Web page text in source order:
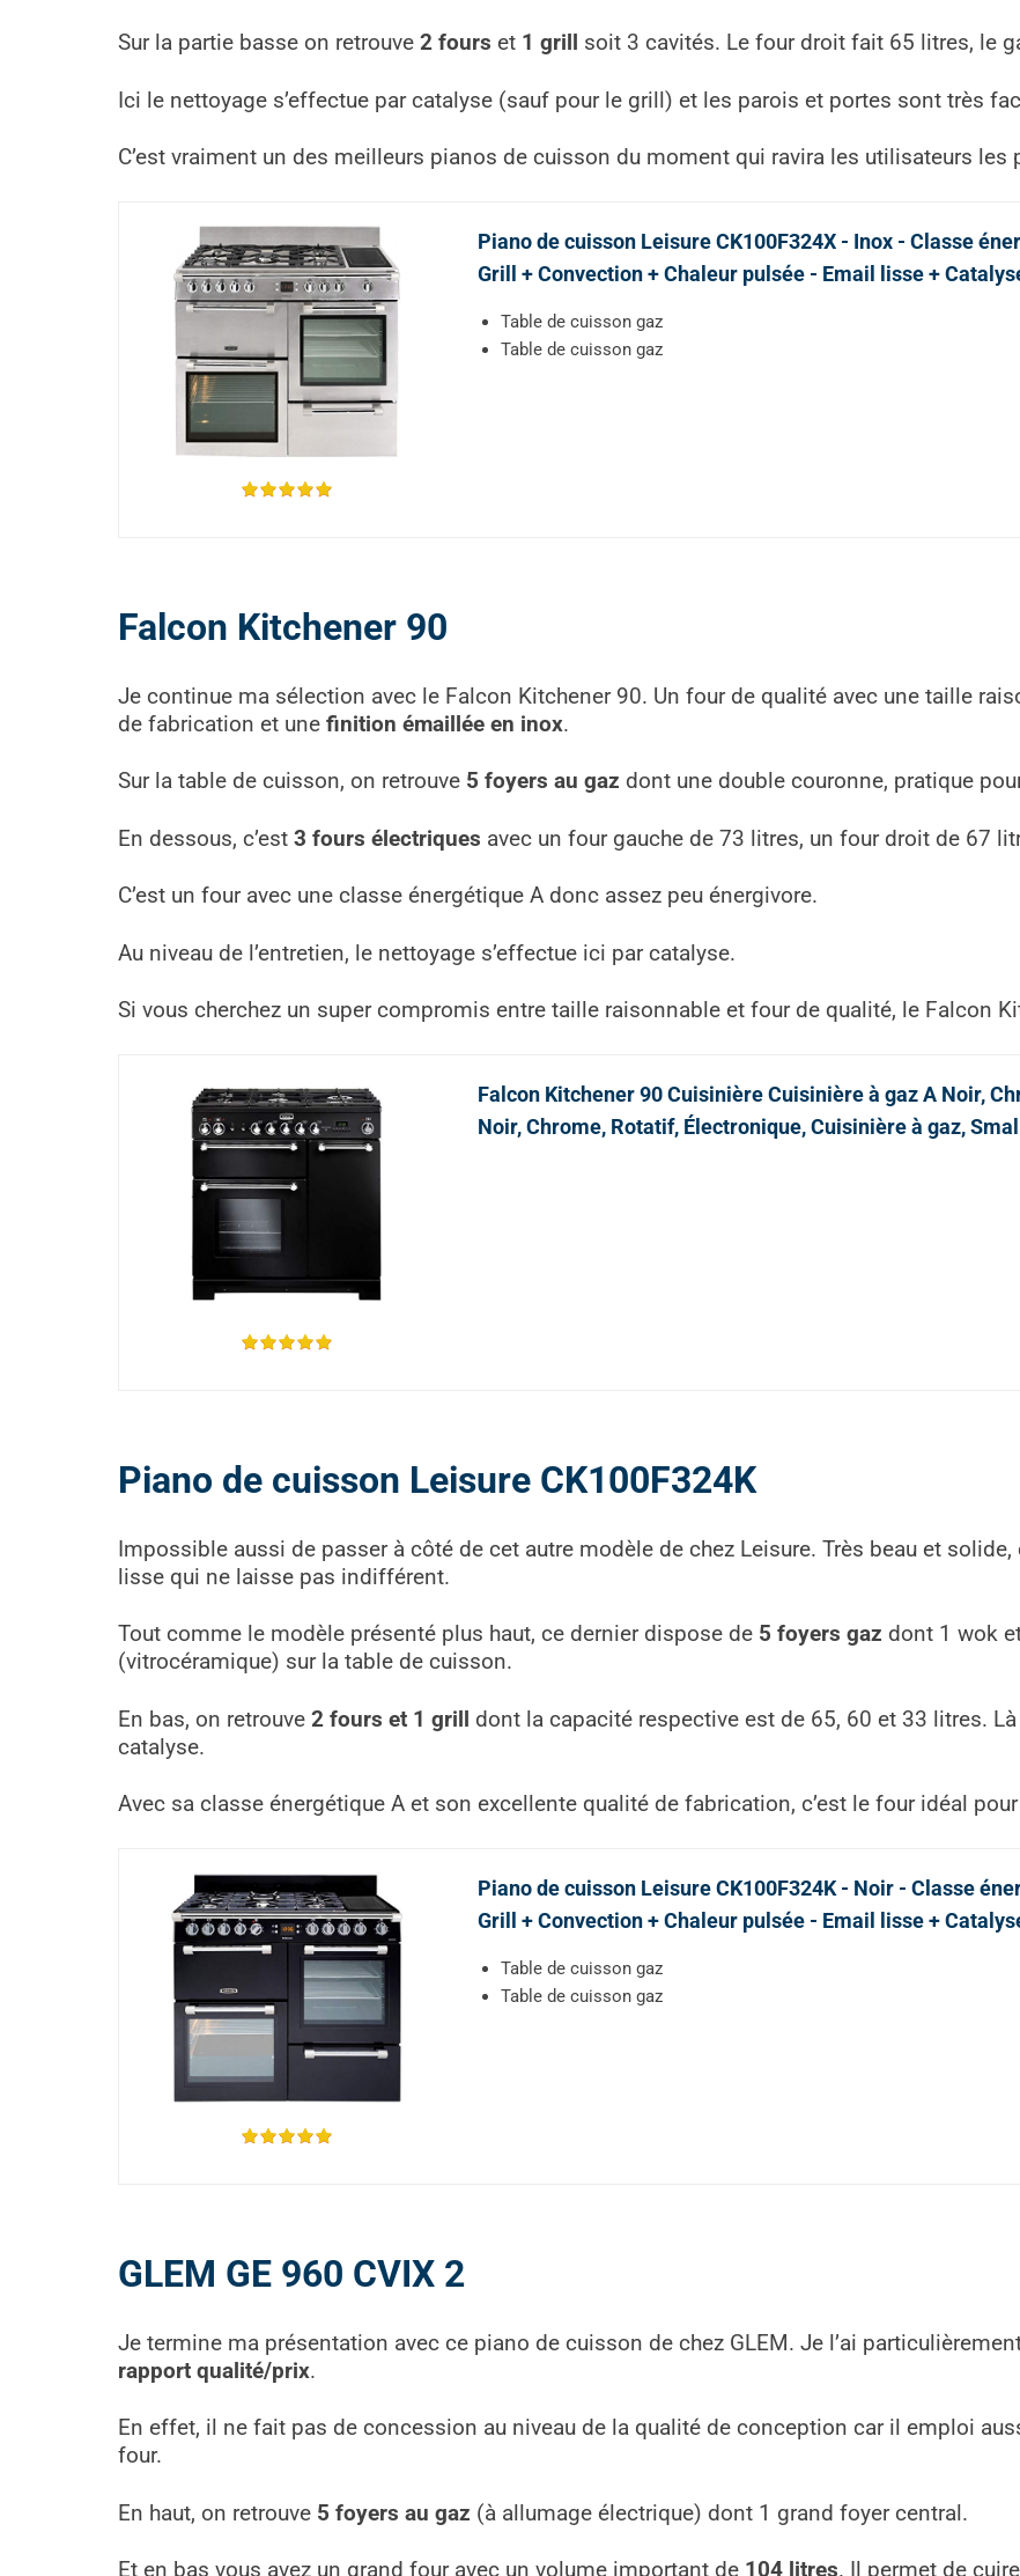
Sur la partie basse on retrouve 2 fours et 1 grill soit 3 cavités. Le four droit fait 65 litres, le
Ici le nettoyage s’effectue par catalyse (sauf pour le grill) et les parois et portes sont très
C’est vraiment un des meilleurs pianos de cuisson du moment qui ravira les utilisateurs les
Piano de cuisson Leisure CK100F324X - Inox - Classe
Grill + Convection + Chaleur pulsée - Email lisse +
Table de cuisson gaz
Table de cuisson gaz
Falcon Kitchener 90
Je continue ma sélection avec le Falcon Kitchener 90. Un four de qualité avec une taille
de fabrication et une finition émaillée en inox.
Sur la table de cuisson, on retrouve 5 foyers au gaz dont une double couronne, pratique
En dessous, c’est 3 fours électriques avec un four gauche de 73 litres, un four droit de 67
C’est un four avec une classe énergétique A donc assez peu énergivore.
Au niveau de l’entretien, le nettoyage s’effectue ici par catalyse.
Si vous cherchez un super compromis entre taille raisonnable et four de qualité, le Falcon
Falcon Kitchener 90 Cuisinière Cuisinière à gaz A Noir,
Noir, Chrome, Rotatif, Électronique, Cuisinière à gaz,
Piano de cuisson Leisure CK100F324K
Impossible aussi de passer à côté de cet autre modèle de chez Leisure. Très beau et
lisse qui ne laisse pas indifférent.
Tout comme le modèle présenté plus haut, ce dernier dispose de 5 foyers gaz dont 1 wok
(vitrocéramique) sur la table de cuisson.
En bas, on retrouve 2 fours et 1 grill dont la capacité respective est de 65, 60 et 33 litres.
catalyse.
Avec sa classe énergétique A et son excellente qualité de fabrication, c’est le four idéal
Piano de cuisson Leisure CK100F324K - Noir - Classe
Grill + Convection + Chaleur pulsée - Email lisse +
Table de cuisson gaz
Table de cuisson gaz
GLEM GE 960 CVIX 2
Je termine ma présentation avec ce piano de cuisson de chez GLEM. Je l’ai
rapport qualité/prix.
En effet, il ne fait pas de concession au niveau de la qualité de conception car il emploi
four.
En haut, on retrouve 5 foyers au gaz (à allumage électrique) dont 1 grand foyer central.
Et en bas vous avez un grand four avec un volume important de 104 litres. Il permet de